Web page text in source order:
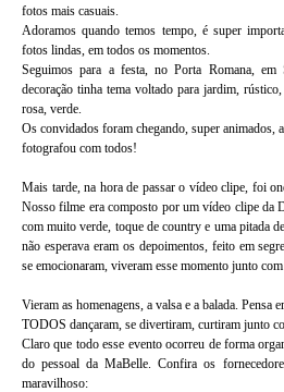
fotos mais casuais.
Adoramos quando temos tempo, é super
fotos lindas, em todos os momentos.
Seguimos para a festa, no Porta Romana, em
decoração tinha tema voltado para jardim,
rosa, verde.
Os convidados foram chegando, super animados,
fotografou com todos!
Mais tarde, na hora de passar o vídeo clipe, foi
Nosso filme era composto por um vídeo clipe da
com muito verde, toque de country e uma pitada
não esperava eram os depoimentos, feito em
se emocionaram, viveram esse momento junto
Vieram as homenagens, a valsa e a balada. Pensa
TODOS dançaram, se divertiram, curtiram junto
Claro que todo esse evento ocorreu de forma
do pessoal da MaBelle. Confira os
maravilhoso: